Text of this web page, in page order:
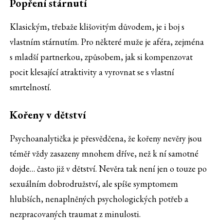
Popření stárnutí
Klasickým, třebaže klišovitým důvodem, je i boj s
vlastním stárnutím. Pro některé muže je aféra, zejména
s mladší partnerkou, způsobem, jak si kompenzovat
pocit klesající atraktivity a vyrovnat se s vlastní
smrtelností.
Kořeny v dětství
Psychoanalytička je přesvědčena, že kořeny nevěry jsou
téměř vždy zasazeny mnohem dříve, než k ní samotné
dojde… často již v dětství. Nevěra tak není jen o touze po
sexuálním dobrodružství, ale spíše symptomem
hlubších, nenaplněných psychologických potřeb a
nezpracovaných traumat z minulosti.